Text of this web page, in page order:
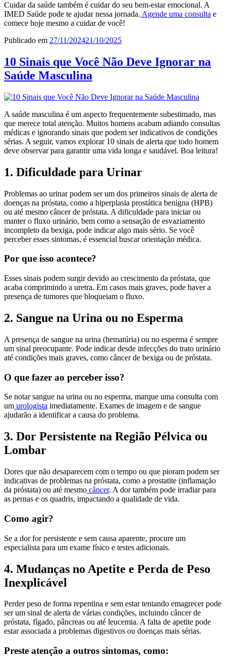
Cuidar da saúde também é cuidar do seu bem-estar emocional. A
IMED Saúde pode te ajudar nessa jornada. Agende uma consulta e
comece hoje mesmo a cuidar de você!
Publicado em 27/11/202421/10/2025
10 Sinais que Você Não Deve Ignorar na
Saúde Masculina
A saúde masculina é um aspecto frequentemente subestimado, mas
que merece total atenção. Muitos homens acabam adiando consultas
médicas e ignorando sinais que podem ser indicativos de condições
sérias. A seguir, vamos explorar 10 sinais de alerta que todo homem
deve observar para garantir uma vida longa e saudável. Boa leitura!
1. Dificuldade para Urinar
Problemas ao urinar podem ser um dos primeiros sinais de alerta de
doenças na próstata, como a hiperplasia prostática benigna (HPB)
ou até mesmo câncer de próstata. A dificuldade para iniciar ou
manter o fluxo urinário, bem como a sensação de esvaziamento
incompleto da bexiga, pode indicar algo mais sério. Se você
perceber esses sintomas, é essencial buscar orientação médica.
Por que isso acontece?
Esses sinais podem surgir devido ao crescimento da próstata, que
acaba comprimindo a uretra. Em casos mais graves, pode haver a
presença de tumores que bloqueiam o fluxo.
2. Sangue na Urina ou no Esperma
A presença de sangue na urina (hematúria) ou no esperma é sempre
um sinal preocupante. Pode indicar desde infecções do trato urinário
até condições mais graves, como câncer de bexiga ou de próstata.
O que fazer ao perceber isso?
Se notar sangue na urina ou no esperma, marque uma consulta com
um urologista imediatamente. Exames de imagem e de sangue
ajudarão a identificar a causa do problema.
3. Dor Persistente na Região Pélvica ou
Lombar
Dores que não desaparecem com o tempo ou que pioram podem ser
indicativas de problemas na próstata, como a prostatite (inflamação
da próstata) ou até mesmo câncer. A dor também pode irradiar para
as pernas e os quadris, impactando a qualidade de vida.
Como agir?
Se a dor for persistente e sem causa aparente, procure um
especialista para um exame físico e testes adicionais.
4. Mudanças no Apetite e Perda de Peso
Inexplicável
Perder peso de forma repentina e sem estar tentando emagrecer pode
ser um sinal de alerta de várias condições, incluindo câncer de
próstata, fígado, pâncreas ou até leucemia. A falta de apetite pode
estar associada a problemas digestivos ou doenças mais sérias.
Preste atenção a outros sintomas, como: